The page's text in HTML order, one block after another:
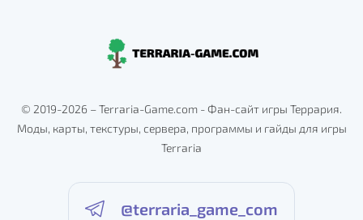
© 2019-2026 – Terraria-Game.com - Фан-сайт игры Террария.
Моды, карты, текстуры, сервера, программы и гайды для игры
Terraria
@terraria_game_com